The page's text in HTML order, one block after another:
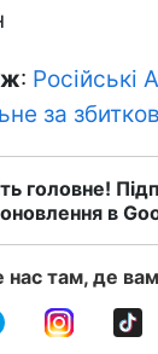
: Російські
за
головне!
в
нас там, де